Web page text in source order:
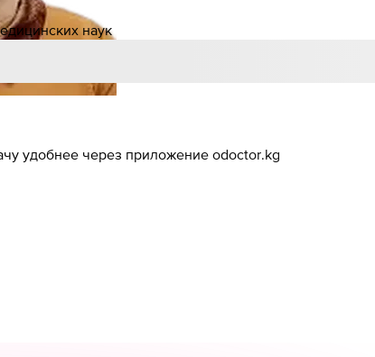
наук
удобнее через приложение odoctor.kg